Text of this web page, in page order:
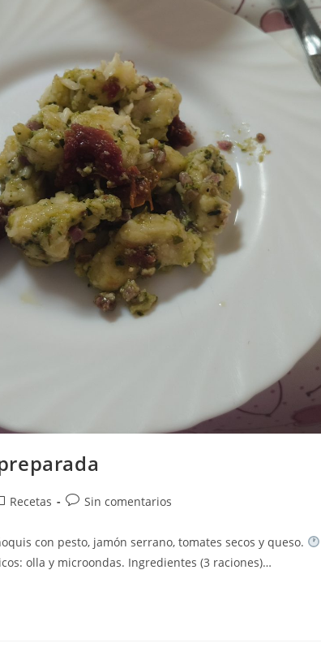
Recetas
Comentarios
entrada:
Sin comentarios
con pesto, jamón serrano, tomates secos y queso.
olla y microondas. Ingredientes (3 raciones)…